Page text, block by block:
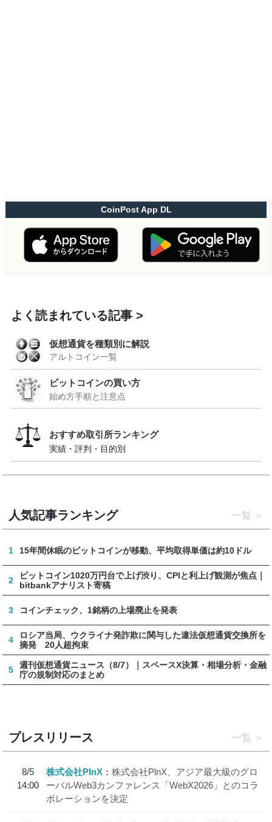
CoinPost App DL
よく読まれている記事
仮想通貨を種類別に解説
アルトコイン一覧
ビットコインの買い方
始め方手順と注意点
おすすめ取引所ランキング
実績・評判・目的別
人気記事ランキング 一覧
1 15年間休眠のビットコインが移動、平均取得単価は約10ドル
2
ビットコイン1020万円台で上げ渋り、CPIと利上げ観測が焦点｜
bitbankアナリスト寄稿
3 コインチェック、1銘柄の上場廃止を発表
4
ロシア当局、ウクライナ発詐欺に関与した違法仮想通貨交換所を
摘発 20人超拘束
5
週刊仮想通貨ニュース（8/7）｜スペースX決算・相場分析・金融
庁の規制対応のまとめ
プレスリリース 一覧
8/5
14:00
株式会社PlnX
株式会社PlnX、アジア最大級のグロ
ーバルWeb3カンファレンス「WebX2026」とのコラ
ボレーションを決定